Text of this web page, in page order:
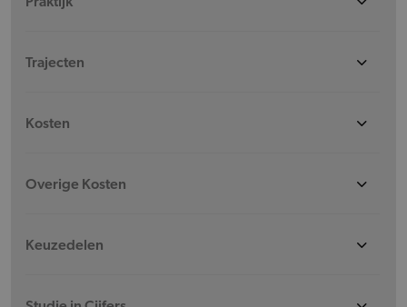
Trajecten
Kosten
Overige Kosten
Keuzedelen